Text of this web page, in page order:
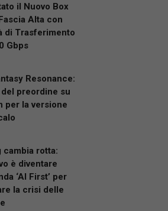
il Nuovo Box
Alta con
di Trasferimento
Gbps
Resonance:
preordine su
per la versione
cambia rotta:
è diventare
‘AI First’ per
la crisi delle